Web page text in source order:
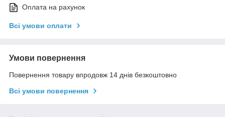
Оплата на рахунок
Всі умови оплати
Умови повернення
Повернення товару впродовж 14 днів безкоштовно
Всі умови повернення